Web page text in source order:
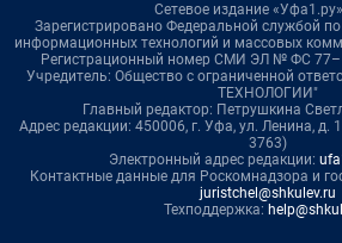
Сетевое издание
Зарегистрировано Федеральной службой
информационных технологий и массовых
Регистрационный номер СМИ ЭЛ № ФС 77–
Учредитель: Общество с ограниченной
ТЕХНОЛОГИИ"
Главный редактор: Петрушкина
Адрес редакции: 450006, г. Уфа, ул. Ленина, д.
3763)
Электронный адрес редакции:
Контактные данные для Роскомнадзора и
juristchel@shkulev.ru
Техподдержка: